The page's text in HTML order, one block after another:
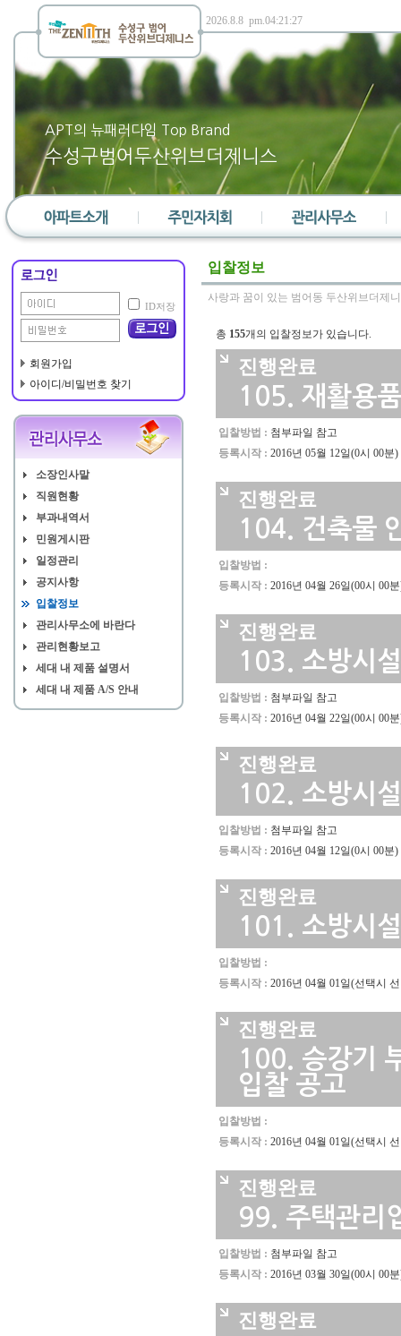
APT의 뉴패러다임 Top Brand
수성구범어두산위브더제니스
단지소개
단지배치도
단지평형도
편의시설
대표회의
선거관리위원회
통장
노인회
직원현황
민원게시판
일정관리
공지사항
관리사무소에 바란다
세대 내 제품 설명서
세대 내 제품 A/S 안내
ID저장
회원가입
아이디/비밀번호 찾기
소장인사말
직원현황
부과내역서
민원게시판
일정관리
공지사항
입찰정보
관리사무소에 바란다
관리현황보고
세대 내 제품 설명서
세대 내 제품 A/S 안내
입찰정보
사랑과 꿈이 있는 범어동 두산위브더제
총 155개의 입찰정보가 있습니다.
진행완료
105. 재활용
입찰방법 : 첨부파일 참고
등록시작 : 2016년 05월 12일(0시 00분)
진행완료
104. 건축물
입찰방법 :
등록시작 : 2016년 04월 26일(00시 00
진행완료
103. 소방시
입찰방법 : 첨부파일 참고
등록시작 : 2016년 04월 22일(00시 00
진행완료
102. 소방시
입찰방법 : 첨부파일 참고
등록시작 : 2016년 04월 12일(0시 00분)
진행완료
101. 소방시
입찰방법 :
등록시작 : 2016년 04월 01일(선택시
진행완료
100. 승강기
입찰 공고
입찰방법 :
등록시작 : 2016년 04월 01일(선택시
진행완료
99. 주택관리
입찰방법 : 첨부파일 참고
등록시작 : 2016년 03월 30일(00시 00
진행완료